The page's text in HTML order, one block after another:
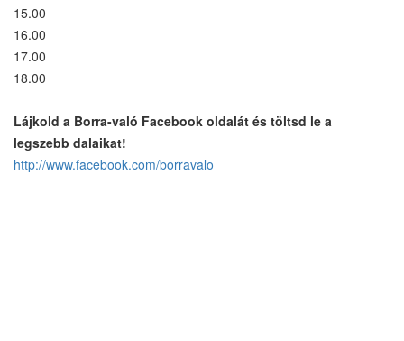
15.00
16.00
17.00
18.00
Lájkold a Borra-való Facebook oldalát és töltsd le a
legszebb dalaikat!
http://www.facebook.com/borravalo